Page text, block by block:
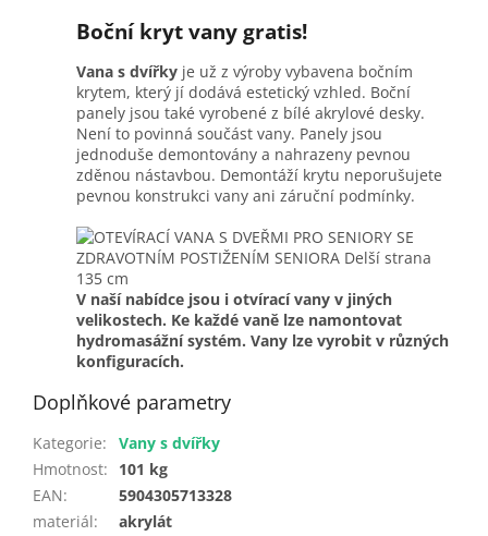
Boční kryt vany gratis!
Vana s dvířky je už z výroby vybavena bočním
krytem, který jí dodává estetický vzhled. Boční
panely jsou také vyrobené z bílé akrylové desky.
Není to povinná součást vany. Panely jsou
jednoduše demontovány a nahrazeny pevnou
zděnou nástavbou. Demontáží krytu neporušujete
pevnou konstrukci vany ani záruční podmínky.
V naší nabídce jsou i otvírací vany v jiných
velikostech. Ke každé vaně lze namontovat
hydromasážní systém. Vany lze vyrobit v různých
konfiguracích.
Doplňkové parametry
Kategorie:
Vany s dvířky
Hmotnost:
101 kg
EAN:
5904305713328
materiál:
akrylát